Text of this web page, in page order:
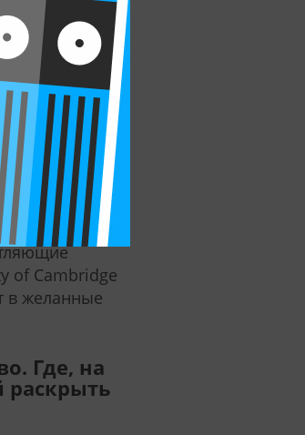
школы,
и OIC
школ или
в
которые
OIC и
of Cambridge
в желанные
Где, на
раскрыть